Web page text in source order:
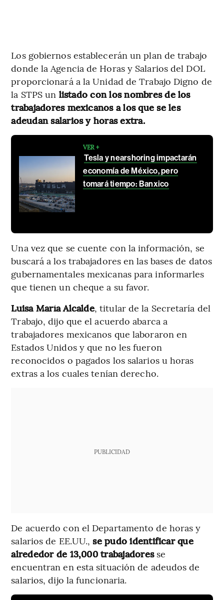
Los gobiernos establecerán un plan de trabajo
donde la Agencia de Horas y Salarios del DOL
proporcionará a la Unidad de Trabajo Digno de
la STPS un listado con los nombres de los
trabajadores mexicanos a los que se les
adeudan salarios y horas extra.
VER +
Tesla y nearshoring impactarán
economía de México, pero
tomará tiempo: Banxico
Una vez que se cuente con la información, se
buscará a los trabajadores en las bases de datos
gubernamentales mexicanas para informarles
que tienen un cheque a su favor.
Luisa María Alcalde, titular de la Secretaría del
Trabajo, dijo que el acuerdo abarca a
trabajadores mexicanos que laboraron en
Estados Unidos y que no les fueron
reconocidos o pagados los salarios u horas
extras a los cuales tenían derecho.
PUBLICIDAD
De acuerdo con el Departamento de horas y
salarios de EE.UU.,se pudo identificar que
alrededor de 13,000 trabajadoresse
encuentran en esta situación de adeudos de
salarios, dijo la funcionaria.